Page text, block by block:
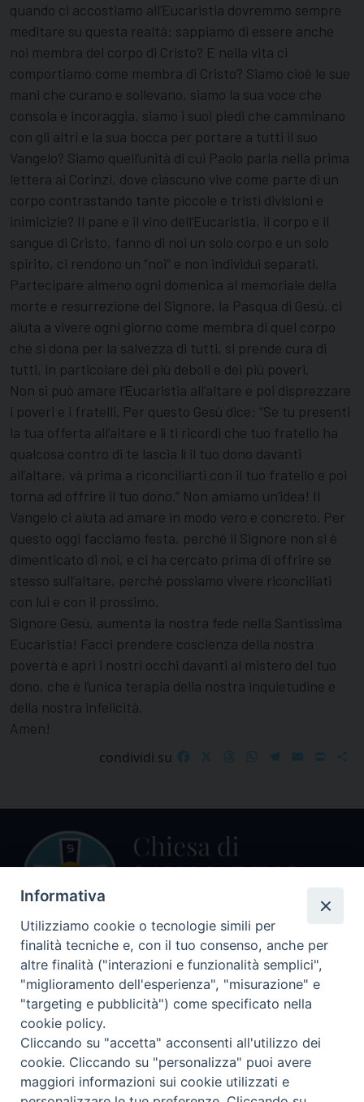
quando ci accostiamo all’Eucaristia dovremmo sempre
meditare su questa realtà: sappiamo di essere anche
noi membra del corpo di Cristo? E nella vita ci
comportiamo come membra di Cristo? Siamo cioè le sue
mani che curano e sollevano, siamo la sua voce che
consola e incoraggia, siamo i suoi piedi che camminano
con gli altri e la sua bocca per portare a tutti il suo
Vangelo? Siamo quell’unità di cui Paolo parla nella prima
lettera ai Corinzi, dove ciascuno vive come parte di un
corpo contrastando tante piccole e tristi divisioni e
inimicizie? Il pane e il vino dell’Eucaristia, il corpo e il
sangue di Cristo, fanno di noi un solo corpo e un solo
spirito, ci rendono un “noi” e non individui separati.
Partecipare almeno ogni domenica al memoriale della
morte e resurrezione del Signore, la Pasqua di Gesù, ci
aiuta a vivere ogni giorno come membra di quel corpo
che si dona per la salvezza di tutti, si prende cura di
tutti, in particolare dei più deboli e dei più poveri.
Non si può amare l’Eucaristia all’altare e poi disprezzare
i poveri e i fratelli. Per questo Gesù dice: “Se tu presenti
la tua offerta all’altare e lì ti ricordi che tuo fratello ha
qualcosa contro di te lascia lì il tuo dono davanti
all’altare, và prima a riconciliarti con il tuo fratello e poi
torna ad offrire il tuo dono.” Non amiamo un’idea! Il
Vangelo ci aiuta ad amare in modo vero e concreto. Per
questo oggi facciamo festa, perché il Signore non si è
dimenticato di noi, e ci ha cercato prima di offrire se
stesso sull’altare, perché possiamo vivere riconciliati
con lui e con il prossimo.
Signore Gesù, aumenta la nostra fede nella Santissima
Eucaristia! Facci prendere coscienza della nostra
povertà e apri i nostri occhi davanti al mistero del tuo
dono, che è l’unica terapia della nostra inquietudine e
della nostra infelicità.
Amen!
condividi su
FacebookThreadsWhatsApp
Telegram
EmailPrint
Centralino Curia Vescovile
0541 913711
Indirizzo
47864 PENNABILLI (RN)
Seguici su
Informativa
Utilizziamo cookie o tecnologie simili per
finalità tecniche e, con il tuo consenso, anche per
altre finalità ("interazioni e funzionalità semplici",
"miglioramento dell'esperienza", "misurazione" e
"targeting e pubblicità") come specificato nella
cookie policy.
Cliccando su "accetta" acconsenti all'utilizzo dei
cookie. Cliccando su "personalizza" puoi avere
maggiori informazioni sui cookie utilizzati e